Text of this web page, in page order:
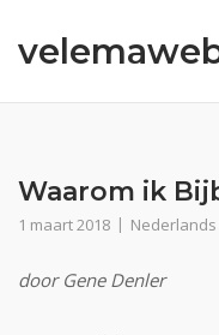
naar
inhoud
Waarom ik
1 maart 2018 Nederlands
door Gene Denler